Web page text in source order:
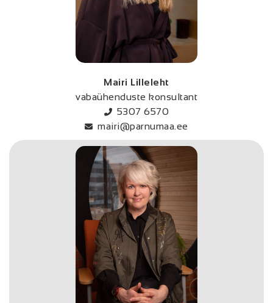
Mairi Lilleleht
vabaühenduste konsultant
5307 6570
mairi@parnumaa.ee